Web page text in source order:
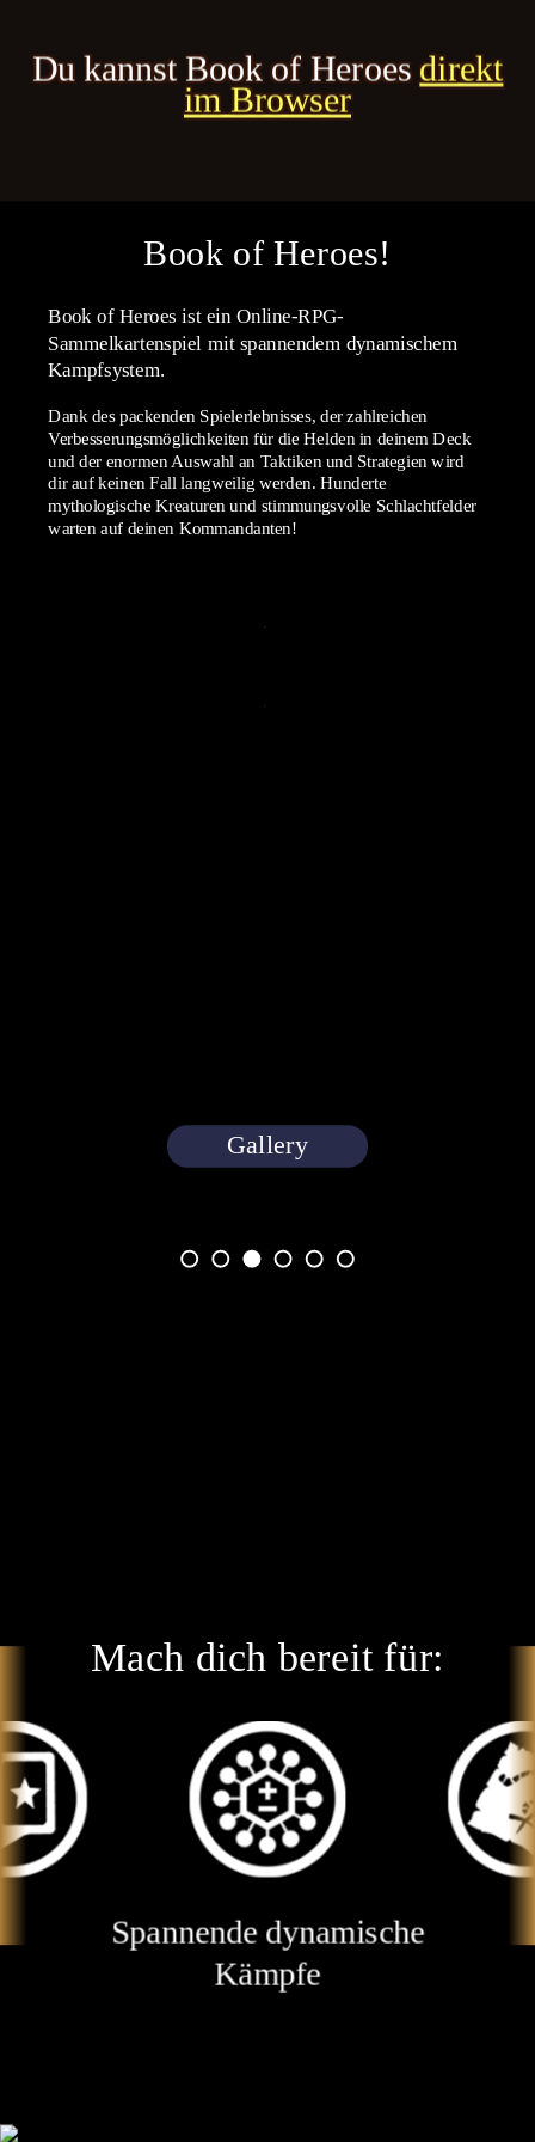
Du kannst Book of Heroesdirekt
im Browser
Book of Heroes!
Book of Heroes ist ein Online-RPG-
Sammelkartenspiel mit spannendem dynamischem
Kampfsystem.
Dank des packenden Spielerlebnisses, der zahlreichen
Verbesserungsmöglichkeiten für die Helden in deinem Deck
und der enormen Auswahl an Taktiken und Strategien wird
dir auf keinen Fall langweilig werden. Hunderte
mythologische Kreaturen und stimmungsvolle Schlachtfelder
warten auf deinen Kommandanten!
Mach dich bereit für:
Spannende dynamische
Kämpfe